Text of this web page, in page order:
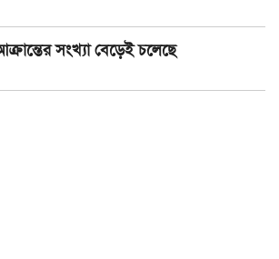
সংখ্যা বেড়েই চলেছে